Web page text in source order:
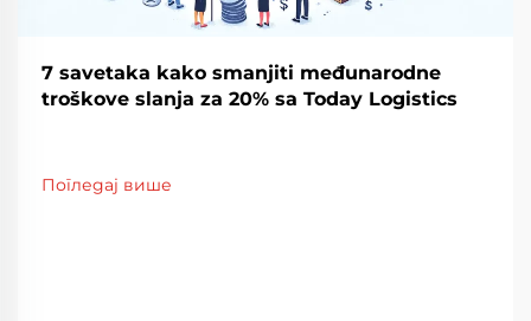
7 savetaka kako smanjiti međunarodne
troškove slanja za 20% sa Today Logistics
Погледај више